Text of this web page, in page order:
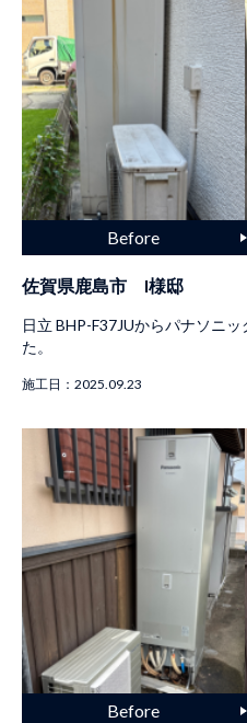
佐賀県鹿島市 I様邸
日立 BHP-F37JUからパナソニ
た。
施工日： 2025.09.23